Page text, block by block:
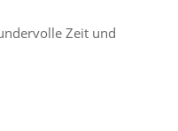
Zeit und